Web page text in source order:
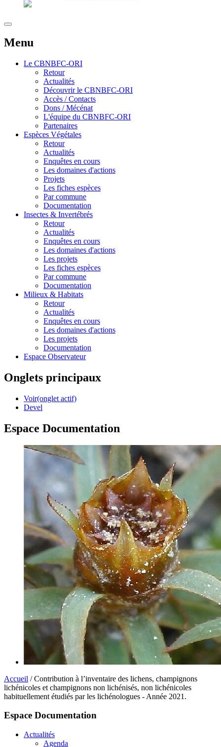
Menu
Le CBNBFC-ORI
Retour
Actualités
Découvrir le CBNBFC-ORI
Accès / Contacts
Dons / Mécénat
L'équipe du CBNBFC-ORI
Partenaires
Espèces Végétales
Retour
Actualités
Enquêtes en cours
Les domaines d'actions
Projets
Les fiches espèces
Par commune
Documentation
Insectes & Invertébrés
Retour
Actualités
Enquêtes en cours
Les domaines d'actions
Les projets
Les fiches espèces
Par commune
Documentation
Milieux & Habitats
Retour
Actualités
Enquêtes en cours
Les domaines d'actions
Les projets
Documentation
Espace Observateur
Onglets principaux
Voir(onglet actif)
Devel
Espace Documentation
Accueil / Contribution à l’inventaire des lichens, champignons
lichénicoles et champignons non lichénisés, non lichénicoles
habituellement étudiés par les lichénologues - Année 2021.
Espace Documentation
Actualités
Agenda